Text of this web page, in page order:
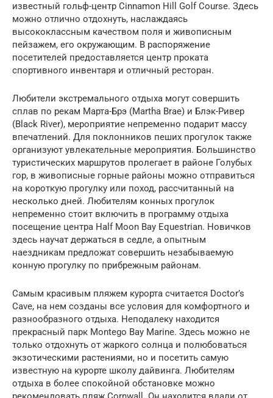
известный гольф-центр Cinnamon Hill Golf Course. Здесь
можно отлично отдохнуть, наслаждаясь
высококлассным качеством поля и живописным
пейзажем, его окружающим. В распоряжение
посетителей предоставляется центр проката
спортивного инвентаря и отличный ресторан.
Любители экстремального отдыха могут совершить
сплав по рекам Марта-Брэ (Martha Brae) и Блэк-Ривер
(Black River), мероприятие непременно подарит массу
впечатлений. Для поклонников пеших прогулок также
организуют увлекательные мероприятия. Большинство
туристических маршрутов пролегает в районе Голубых
гор, в живописные горные районы можно отправиться
на короткую прогулку или поход, рассчитанный на
несколько дней. Любителям конных прогулок
непременно стоит включить в программу отдыха
посещение центра Half Moon Bay Equestrian. Новичков
здесь научат держаться в седле, а опытным
наездникам предложат совершить незабываемую
конную прогулку по прибрежным районам.
Самым красивым пляжем курорта считается Doctor’s
Cave, на нем созданы все условия для комфортного и
разнообразного отдыха. Неподалеку находится
прекрасный парк Montego Bay Marine. Здесь можно не
только отдохнуть от жаркого солнца и полюбоваться
экзотическими растениями, но и посетить самую
известную на курорте школу дайвинга. Любителям
отдыха в более спокойной обстановке можно